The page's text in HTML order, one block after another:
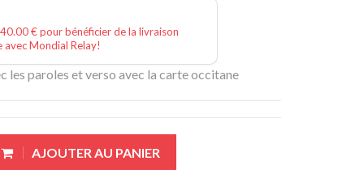
€ pour bénéficier de la livraison
avec Mondial Relay!
les paroles et verso avec la carte occitane
AJOUTER AU PANIER